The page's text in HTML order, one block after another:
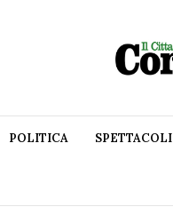
POLITICA SPETTACOLI